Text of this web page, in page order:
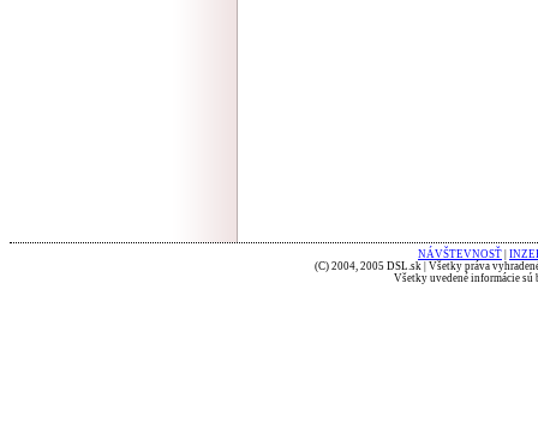
NÁVŠTEVNOSŤ
(C) 2004, 2005 DSL.sk | Všetky práva
Všetky uvedené informácie sú